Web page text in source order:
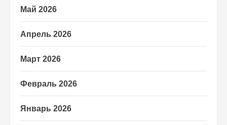
Май 2026
Апрель 2026
Март 2026
Февраль 2026
Январь 2026